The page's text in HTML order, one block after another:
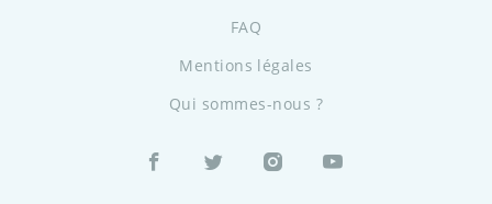
FAQ
Mentions légales
Qui sommes-nous ?